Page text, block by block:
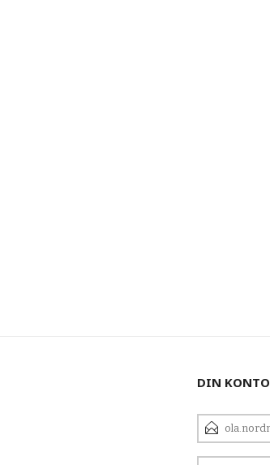
DIN KONTO
E-
POSTADRESSE
DITT